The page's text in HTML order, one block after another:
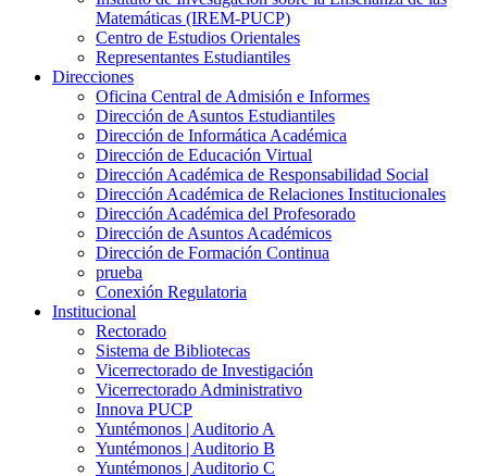
Matemáticas (IREM-PUCP)
Centro de Estudios Orientales
Representantes Estudiantiles
Direcciones
Oficina Central de Admisión e Informes
Dirección de Asuntos Estudiantiles
Dirección de Informática Académica
Dirección de Educación Virtual
Dirección Académica de Responsabilidad Social
Dirección Académica de Relaciones Institucionales
Dirección Académica del Profesorado
Dirección de Asuntos Académicos
Dirección de Formación Continua
prueba
Conexión Regulatoria
Institucional
Rectorado
Sistema de Bibliotecas
Vicerrectorado de Investigación
Vicerrectorado Administrativo
Innova PUCP
Yuntémonos | Auditorio A
Yuntémonos | Auditorio B
Yuntémonos | Auditorio C